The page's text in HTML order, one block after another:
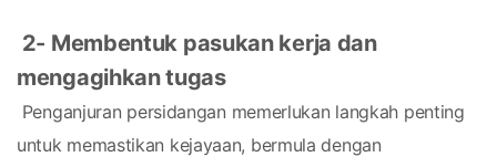
2- Membentuk pasukan kerja dan
mengagihkan tugas
untuk memastikan kejayaan, bermula dengan